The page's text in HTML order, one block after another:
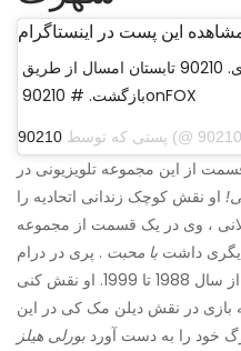
این پست در اینستاگرام
به خانه خوش آمدی. 90210 تابستان امسال از طریق FOXTV @
بازگشت. # 90210onFOX
پستی که توسط 90210
از این مجموعه تلویزیونی در
او نقش کوچک زندانی اتحادیه را
، وی در یک قسمت از مجموعه
با محبت . پری در درام
از سال 1988 تا 1999. او نقش کنی
بازی در نقش دیلن مک کی در این
خود را به دست آورد بورلی هیلز